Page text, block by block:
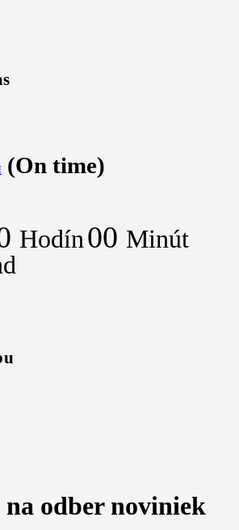
(On time)
Hodín 00 Minút
na odber noviniek